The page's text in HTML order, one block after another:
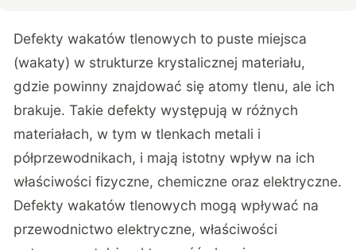
Defekty wakatów tlenowych to puste miejsca
(wakaty) w strukturze krystalicznej materiału,
gdzie powinny znajdować się atomy tlenu, ale ich
brakuje. Takie defekty występują w różnych
materiałach, w tym w tlenkach metali i
półprzewodnikach, i mają istotny wpływ na ich
właściwości fizyczne, chemiczne oraz elektryczne.
Defekty wakatów tlenowych mogą wpływać na
przewodnictwo elektryczne, właściwości